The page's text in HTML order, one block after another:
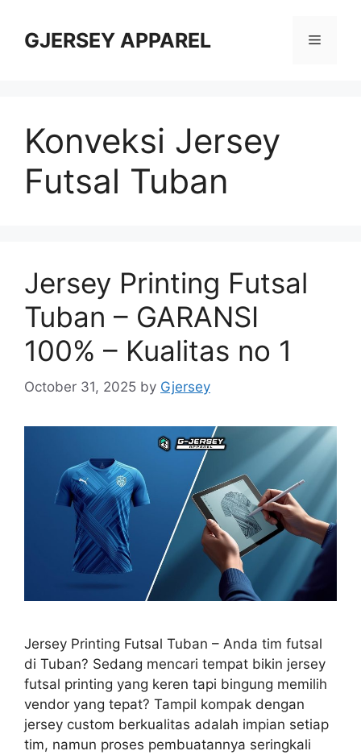
contentGJERSEY APPAREL Menu
Konveksi Jersey
Futsal Tuban
Jersey Printing Futsal
Tuban – GARANSI
100% – Kualitas no 1
October 31, 2025 by Gjersey
Jersey Printing Futsal Tuban – Anda tim futsal
di Tuban? Sedang mencari tempat bikin jersey
futsal printing yang keren tapi bingung memilih
vendor yang tepat? Tampil kompak dengan
jersey custom berkualitas adalah impian setiap
tim, namun proses pembuatannya seringkali